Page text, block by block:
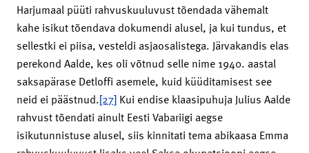
Harjumaal püüti rahvuskuuluvust tõendada vähemalt
kahe isikut tõendava dokumendi alusel, ja kui tundus, et
sellestki ei piisa, vesteldi asjaosalistega. Järvakandis elas
perekond Aalde, kes oli võtnud selle nime 1940. aastal
saksapärase Detloffi asemele, kuid küüditamisest see
neid ei päästnud.[27] Kui endise klaasipuhuja Julius Aalde
rahvust tõendati ainult Eesti Vabariigi aegse
isikutunnistuse alusel, siis kinnitati tema abikaasa Emma